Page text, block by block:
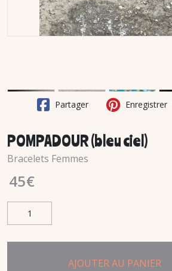
Partager Enregistrer
POMPADOUR (bleu ciel)
Bracelets Femmes
45€
AJOUTER AU PANIER